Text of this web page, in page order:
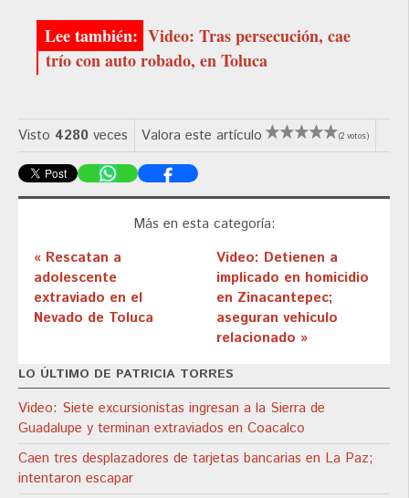
Video: Tras persecución, cae
trío con auto robado, en Toluca
Visto 4280 veces Valora este artículo (2 votos)
Más en esta categoría:
« Rescatan a
adolescente
extraviado en el
Nevado de Toluca
Video: Detienen a
implicado en homicidio
en Zinacantepec;
aseguran vehículo
relacionado »
LO ÚLTIMO DE PATRICIA TORRES
Video: Siete excursionistas ingresan a la Sierra de
Guadalupe y terminan extraviados en Coacalco
Caen tres desplazadores de tarjetas bancarias en La Paz;
intentaron escapar